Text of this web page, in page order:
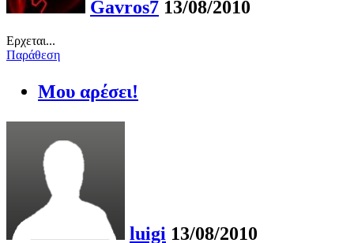
Gavros7 13/08/2010
Ερχεται...
Παράθεση
Μου αρέσει!
luigi 13/08/2010